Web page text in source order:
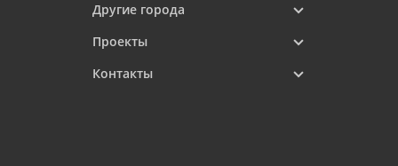
Другие города
Проекты
Контакты